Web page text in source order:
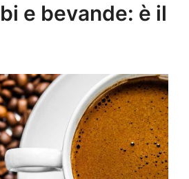
e bevande: è il